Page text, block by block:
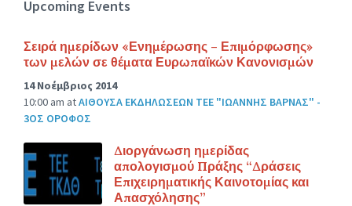
Upcoming Events
Σειρά ημερίδων «Ενημέρωσης – Επιμόρφωσης»
των μελών σε θέματα Ευρωπαϊκών Κανονισμών
14 Νοέμβριος 2014
10:00 am atΑΙΘΟΥΣΑ ΕΚΔΗΛΩΣΕΩΝ ΤΕΕ "ΙΩΑΝΝΗΣ ΒΑΡΝΑΣ" -
3ΟΣ ΟΡΟΦΟΣ
Διοργάνωση ημερίδας
απολογισμού Πράξης “Δράσεις
Επιχειρηματικής Καινοτομίας και
Απασχόλησης”